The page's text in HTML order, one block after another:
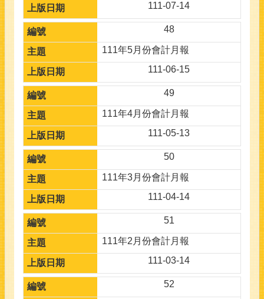
111-07-14
48
111年5月份會計月報
111-06-15
49
111年4月份會計月報
111-05-13
50
111年3月份會計月報
111-04-14
51
111年2月份會計月報
111-03-14
52